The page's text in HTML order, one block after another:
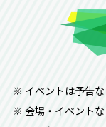
イベントは予告
会場・イベント